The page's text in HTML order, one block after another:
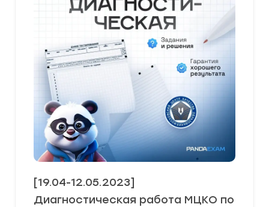
[19.04-12.05.2023]
Диагностическая работа МЦКО по